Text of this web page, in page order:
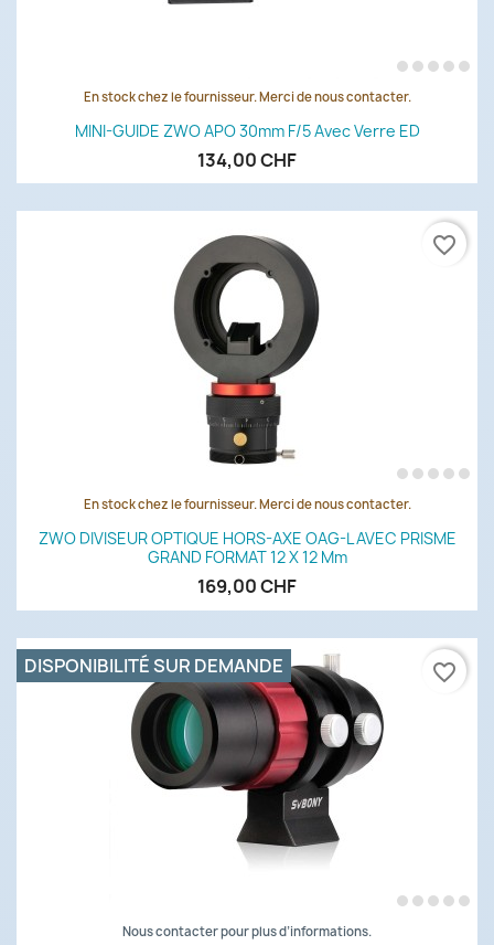
En stock chez le fournisseur. Merci de nous contacter.
MINI-GUIDE ZWO APO 30mm F/5 Avec Verre ED
134,00 CHF
En stock chez le fournisseur. Merci de nous contacter.
ZWO DIVISEUR OPTIQUE HORS-AXE OAG-L AVEC PRISME
GRAND FORMAT 12 X 12 Mm
169,00 CHF
favorite_border
Nous contacter pour plus d’informations.
DISPONIBILITÉ SUR DEMANDE favorite_border